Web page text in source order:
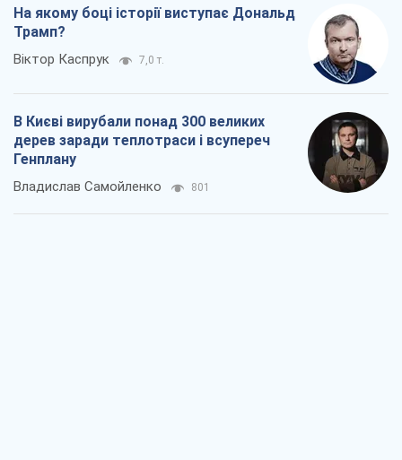
На якому боці історії виступає Дональд
Трамп?
Віктор Каспрук 7,0 т.
В Києві вирубали понад 300 великих
дерев заради теплотраси і всупереч
Генплану
Владислав Самойленко 801